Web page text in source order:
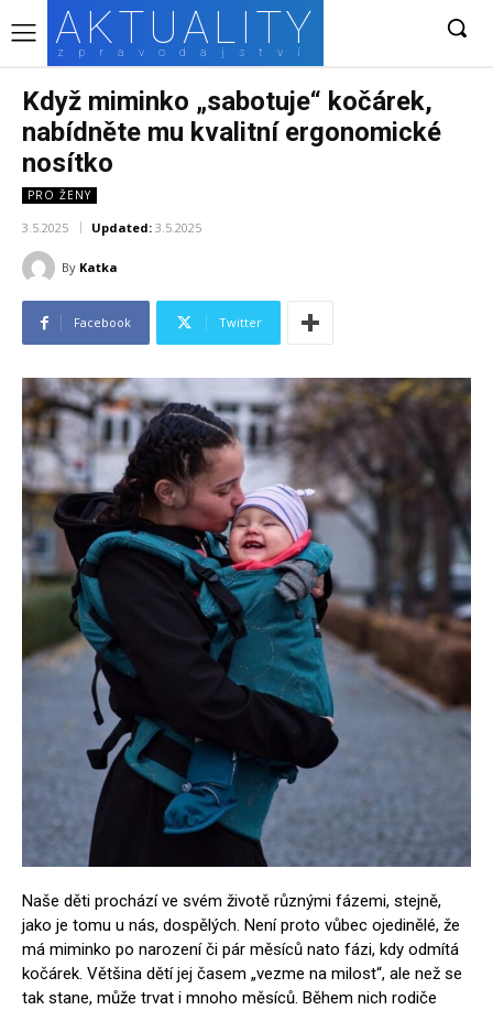
AKTUALITY
zpravodajství
Když miminko „sabotuje“ kočárek,
nabídněte mu kvalitní ergonomické
nosítko
PRO ŽENY
3.5.2025 Updated: 3.5.2025
By Katka
Facebook Twitter
Naše děti prochází ve svém životě různými fázemi, stejně,
jako je tomu u nás, dospělých. Není proto vůbec ojedinělé, že
má miminko po narození či pár měsíců nato fázi, kdy odmítá
kočárek. Většina dětí jej časem „vezme na milost“, ale než se
tak stane, může trvat i mnoho měsíců. Během nich rodiče